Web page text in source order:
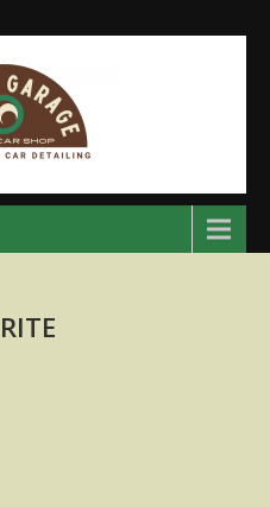
ージ
ンテナンス